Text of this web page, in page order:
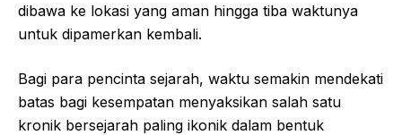
dibawa ke lokasi yang aman hingga tiba waktunya
untuk dipamerkan kembali.
Bagi para pencinta sejarah, waktu semakin mendekati
batas bagi kesempatan menyaksikan salah satu
kronik bersejarah paling ikonik dalam bentuk